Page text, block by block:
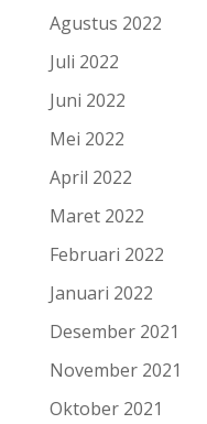
Agustus 2022
Juli 2022
Juni 2022
Mei 2022
April 2022
Maret 2022
Februari 2022
Januari 2022
Desember 2021
November 2021
Oktober 2021